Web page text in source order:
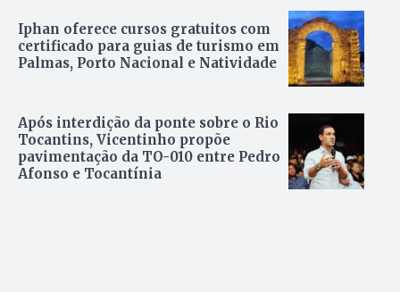
Iphan oferece cursos gratuitos com
certificado para guias de turismo em
Palmas, Porto Nacional e Natividade
Após interdição da ponte sobre o Rio
Tocantins, Vicentinho propõe
pavimentação da TO-010 entre Pedro
Afonso e Tocantínia